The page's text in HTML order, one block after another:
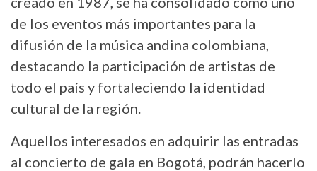
de los eventos más importantes para la
difusión de la música andina colombiana,
destacando la participación de artistas de
todo el país y fortaleciendo la identidad
cultural de la región.
Aquellos interesados en adquirir las entradas
al concierto de gala en Bogotá, podrán hacerlo